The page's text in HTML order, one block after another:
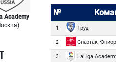
Academy
№
1 Труд
2 Спартак
3 LaLiga